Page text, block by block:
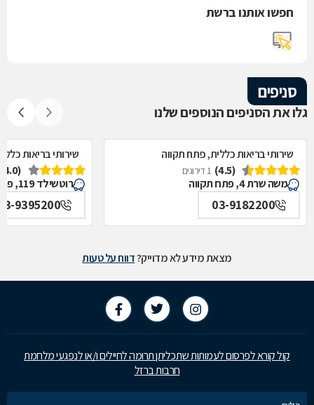
חפשו אותנו ברשת
סניפים
גלו את הסניפים הנוספים שלנו
שירותי בריאות כללית, פתח תקווה
(4.5)
1 דירוגים
משה שרת 4, פתח תקווה
03-9182200
שירותי בריאות
(4.0)
רוטשילד 119, פתח תקווה
9395200
מצאת מידע לא מדוייק?דווח על טעות
קול קורא לפרסום לעמותות שתכליתן תרומה לחיילים ו/או לנפגעי מלחמת
חרבות ברזל